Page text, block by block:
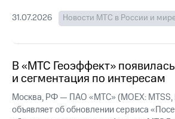
Описание
Порядок
выкупа
акций
Дивиденды
Рынок
31.07.2026 Новости МТС в России и
В «МТС Геоэффект»
и сегментация по интересам
Москва, РФ — ПАО «МТС» (MOEX:
объявляет об обновлении сервиса